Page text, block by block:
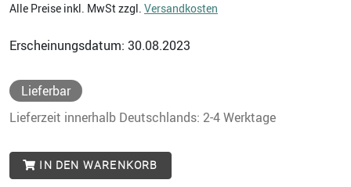
Alle Preise inkl. MwSt zzgl. Versandkosten
Erscheinungsdatum: 30.08.2023
Lieferbar
Lieferzeit innerhalb Deutschlands: 2-4 Werktage
IN DEN WARENKORB